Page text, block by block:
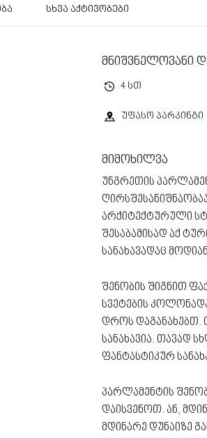
სხვა აქტივობები
მნიშვნელოვანი
4 სთ
უფასო პარკინგი
მიმოხილვა
უნგრეთის
არქიტექტურული
შესაბამისად აქ
სანახავადაც
შენობის შიგნით
სვეტების
დროს დაგანახებთ.
სანახავია. თავად
ფანტასტიკურ
პარლამენტის
დაისვენოთ. ან,
მდინარე დუნაიზე